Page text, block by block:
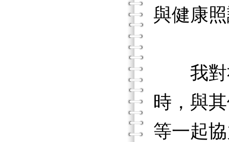
與健康
我對社
時，與
等一起